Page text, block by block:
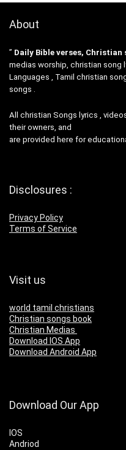
About
” Daily Bible verses,
medias worship, christian song
Languages , Tamil christian
songs .
All christian Songs lyrics ,
their owners, and
are provided here for
Disclosures :
Privacy Policy
Terms of Service
Visit us
world tamil christians
Christian songs book
Christian Medias
Download IOS App
Download Android App
Download Our App
IOS
Andriod